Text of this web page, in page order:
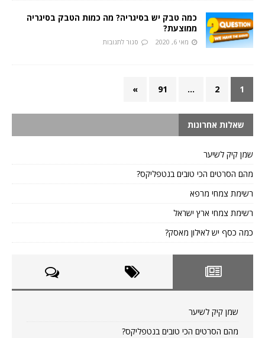
כמה טבק יש בסיגריה? מה כמות הטבק בסיגריה
ממוצעת?
מאי 6, 2020 סגור לתגובות
1
2
…
91
»
שאלות אחרונות
שמן קיק לשיער
מהם הסרטים הכי טובים בנטפליקס?
רשימת צמחי מרפא
רשימת צמחי ארץ ישראל
כמה כסף יש לאילון מאסק?
שמן קיק לשיער
מהם הסרטים הכי טובים בנטפליקס?